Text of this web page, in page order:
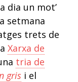
dia un mot’
setmana
trets de
Xarxa de
tria de
grisi el